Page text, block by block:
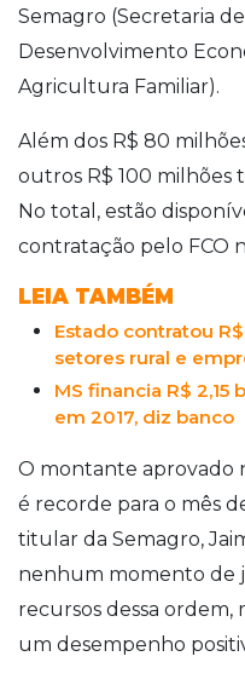
Semagro (Secretaria
Desenvolvimento
Agricultura Familiar).
Além dos R$ 80
outros R$ 100 milhões
No total, estão
contratação pelo FCO
LEIA TAMBÉM
Estado contratou
setores rural e
MS financia R$ 2,15
em 2017, diz banco
O montante aprovado
é recorde para o mês
titular da Semagro,
nenhum momento de
recursos dessa
um desempenho